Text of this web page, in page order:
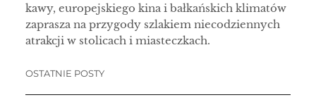
kawy, europejskiego kina i bałkańskich klimatów
zaprasza na przygody szlakiem niecodziennych
atrakcji w stolicach i miasteczkach.
OSTATNIE POSTY